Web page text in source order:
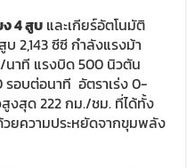
4 สูบ และเกียร์อัตโนมัติ
2,143 ซีซี กำลังแรงม้า
าที แรงบิด 500 นิวตัน
รอบต่อนาที อัตราเร่ง 0-
งสุด 222 กม./ชม. ที่ได้ทั้ง
ยความประหยัดจากขุมพลัง